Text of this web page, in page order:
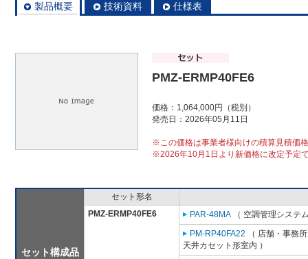
製品概要 技術資料 仕様表
PMZ-ERMP40FE6
価格：1,064,000円（税別）
発売日：2026年05月11日
※この価格は事業者様向けの積算見積価
※2026年10月1日より新価格に改定予定
セット構成品
セット形名
PMZ-ERMP40FE6
PAR-48MA （ 空調管理システ
PM-RP40FA22 （ 店舗・事務
天井カセット形室内 ）